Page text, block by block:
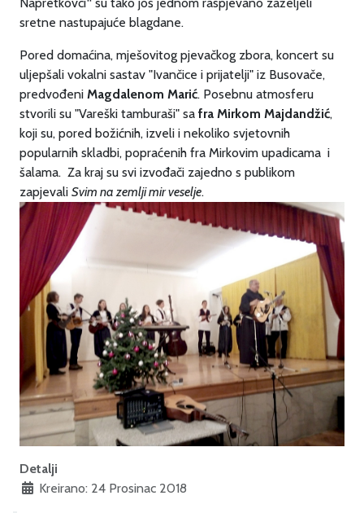
sretne nastupajuće blagdane.
Pored domaćina, mješovitog pjevačkog zbora, koncert su
uljepšali vokalni sastav "Ivančice i prijatelji" iz Busovače,
predvođeni Magdalenom Marić. Posebnu atmosferu
stvorili su "Vareški tamburaši" sa fra Mirkom Majdandžić,
koji su, pored božićnih, izveli i nekoliko svjetovnih
popularnih skladbi, popraćenih fra Mirkovim upadicama i
šalama. Za kraj su svi izvođači zajedno s publikom
zapjevali Svim na zemlji mir veselje.
Detalji
Kreirano: 24 Prosinac 2018